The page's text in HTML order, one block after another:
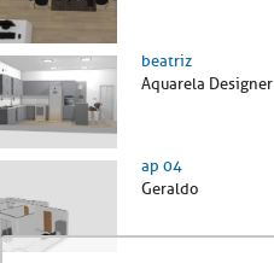
beatriz
Aquarela Designer
ap 04
Geraldo